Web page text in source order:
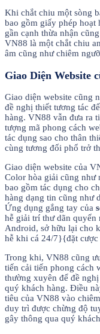
Khi chắt chiu một sòng
bao gồm giấy phép hoạt
gần cạnh thừa nhận
VN88 là một chắt chiu
âm cũng như chiêm
Giao Diện Website
Giao diện website cũng
đề nghị thiết tương tác
hàng. VN88 vẫn đưa ra
tượng mã phong cách
tác dụng sao cho thân
cùng tương đối phổ trở
Giao diện website của
Color hòa giải cũng như
bao gồm tác dụng cho
hàng dạng tin cũng như
Ứng dụng gắng tay của
hễ giải trí thư dãn quyến
Android, sở hữu lại cho
hễ khi cá 24/7}{đặt
Trong khi, VN88 cũng
tiến cải tiến phong cách
thường xuyên để đề
quý khách hàng. Điều
tiêu của VN88 vào
duy trì được chừng độ
gây thông qua quý